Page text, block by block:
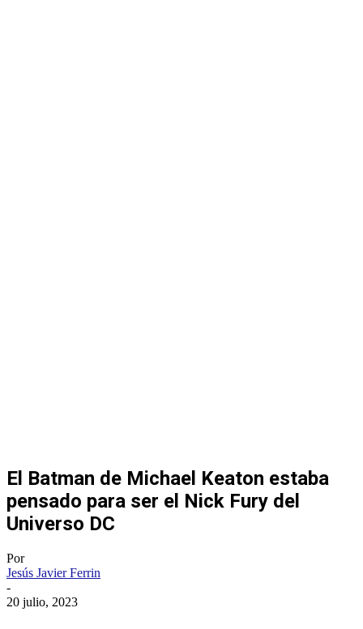
El Batman de Michael Keaton estaba
pensado para ser el Nick Fury del
Universo DC
Por
Jesús Javier Ferrin
-
20 julio, 2023